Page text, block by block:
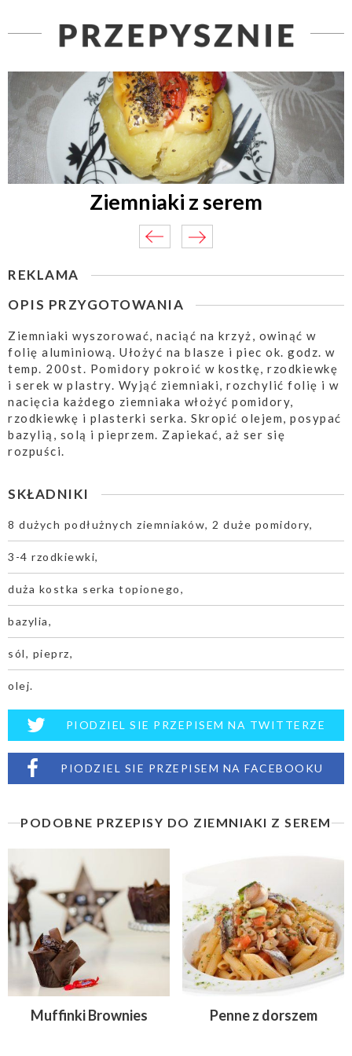
Ziemniaki z serem
REKLAMA
OPIS PRZYGOTOWANIA
Ziemniaki wyszorować, naciąć na krzyż, owinąć w
folię aluminiową. Ułożyć na blasze i piec ok. godz. w
temp. 200st. Pomidory pokroić w kostkę, rzodkiewkę
i serek w plastry. Wyjąć ziemniaki, rozchylić folię i w
nacięcia każdego ziemniaka włożyć pomidory,
rzodkiewkę i plasterki serka. Skropić olejem, posypać
bazylią, solą i pieprzem. Zapiekać, aż ser się
rozpuści.
SKŁADNIKI
8 dużych podłużnych ziemniaków, 2 duże pomidory,
3-4 rzodkiewki,
duża kostka serka topionego,
bazylia,
sól, pieprz,
olej.
PIODZIEL SIE PRZEPISEM NA TWITTERZE
PIODZIEL SIE PRZEPISEM NA FACEBOOKU
PODOBNE PRZEPISY DO ZIEMNIAKI Z SEREM
Muffinki Brownies Penne z dorszem